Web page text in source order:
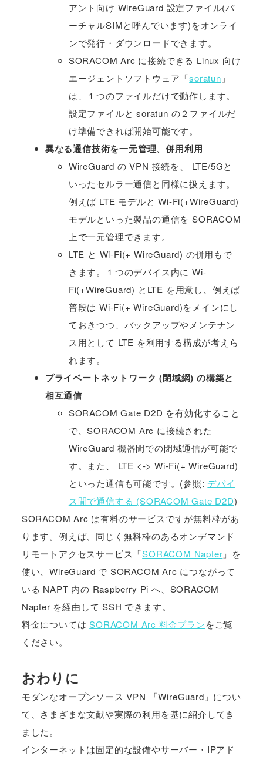
アント向け WireGuard 設定ファイル(バ
ーチャルSIMと呼んでいます)をオンライ
ンで発行・ダウンロードできます。
SORACOM Arc に接続できる Linux 向け
エージェントソフトウェア「soratun 」
は、１つのファイルだけで動作します。
設定ファイルと soratun の２ファイルだ
け準備できれば開始可能です。
異なる通信技術を一元管理、併用利用
WireGuard の VPN 接続を、 LTE/5Gと
いったセルラー通信と同様に扱えます。
例えば LTE モデルと Wi-Fi(+WireGuard)
モデルといった製品の通信を SORACOM
上で一元管理できます。
LTE と Wi-Fi(+ WireGuard) の併用もで
きます。１つのデバイス内に Wi-
Fi(+WireGuard) とLTE を用意し、例えば
普段は Wi-Fi(+ WireGuard)をメインにし
ておきつつ、バックアップやメンテナン
ス用として LTE を利用する構成が考えら
れます。
プライベートネットワーク (閉域網) の構築と
相互通信
SORACOM Gate D2D を有効化すること
で、SORACOM Arc に接続された
WireGuard 機器間での閉域通信が可能で
す。また、 LTE <-> Wi-Fi(+ WireGuard)
といった通信も可能です。(参照: デバイ
ス間で通信する (SORACOM Gate D2D)
SORACOM Arc は有料のサービスですが無料枠があ
ります。例えば、同じく無料枠のあるオンデマンド
リモートアクセスサービス「SORACOM Napter 」を
使い、WireGuard で SORACOM Arc につながって
いる NAPT 内の Raspberry Pi へ、SORACOM
Napter を経由して SSH できます。
料金についてはSORACOM Arc 料金プランをご覧
ください。
おわりに
モダンなオープンソース VPN 「WireGuard」につい
て、さまざまな文献や実際の利用を基に紹介してき
ました。
インターネットは固定的な設備やサーバー・IPアド